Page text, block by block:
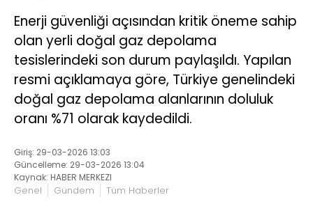
Enerji güvenliği açısından kritik öneme sahip
olan yerli doğal gaz depolama
tesislerindeki son durum paylaşıldı. Yapılan
resmi açıklamaya göre, Türkiye genelindeki
doğal gaz depolama alanlarının doluluk
oranı %71 olarak kaydedildi.
Giriş: 29-03-2026 13:03
Güncelleme: 29-03-2026 13:04
Kaynak: HABER MERKEZI
Genel Gündem Tüm Haberler